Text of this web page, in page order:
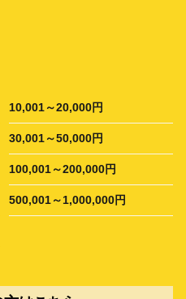
10,001～20,000円
30,001～50,000円
100,001～200,000円
500,001～1,000,000円